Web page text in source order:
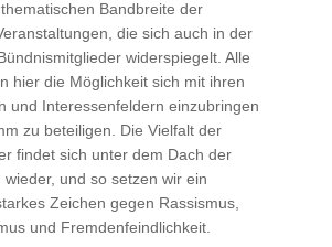
Bandbreite der
die sich auch in der
widerspiegelt. Alle
hier die Möglichkeit sich mit ihren
und Interessenfeldern einzubringen
zu beteiligen. Die Vielfalt der
findet sich unter dem Dach der
wieder, und so setzen wir ein
Zeichen gegen Rassismus,
und Fremdenfeindlichkeit.